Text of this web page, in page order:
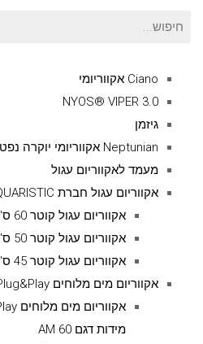
חיפוש
Ciano אקווריומי
NYOS® VIPER 3.0
גיזמן
Neptunian אקווריומי יוקרה נפטוליין
מעמד לאקווריום עגול
אקווריום עגול חברת AQUARISTIC
אקווריום עגול קוטר 60 ס''מ חברת AQUARISTIC
אקווריום עגול קוטר 50 ס''מ חברת AQUARISTIC
אקווריום עגול קוטר 45 ס''מ חברת AQUARISTIC
אקווריום מים מלוחים Plug&Play קומפלט
מידות דגם AM 60